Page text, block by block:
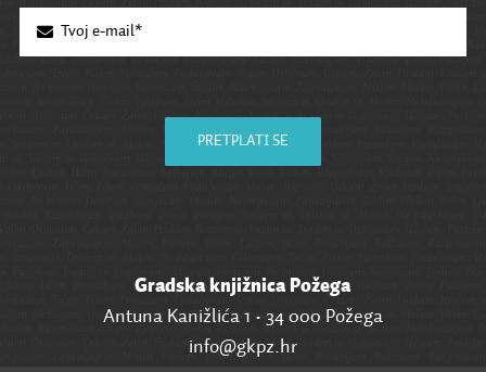
PRETPLATI SE
Gradska knjižnica Požega
Antuna Kanižlića 1 • 34 000 Požega
info@gkpz.hr